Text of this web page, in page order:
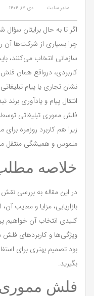
مدیر سایت دی ۱۷, ۱۴۰۴
اگر تا به حال برایتان
چرا بسیاری از شرکت‌ها آن
سازمانی انتخاب می‌کنند،
کاربردی، درواقع همان
نشان تجاری یا پیام
انتقال پیام و یادآوری
فلش مموری تبلیغاتی
زیرا هم کاربرد روزمره
ملموس و همیشگی منتقل
خلاصه
در این مقاله به بررسی
بازاریابی، مزایا و معایب
کلیدی انتخاب آن خواهیم
ویژگی‌ها و کاربردهای فلش
بود تصمیم بهتری برای
بگیرید.
فلش مموری